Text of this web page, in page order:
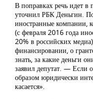
В поправках речь идет в
уточнил РБК Деньгин.
иностранные компании,
(с февраля 2016 года
20% в российских
финансировании, о
знать, за какие деньги
заявил депутат. — Если
образом юридически
касается».